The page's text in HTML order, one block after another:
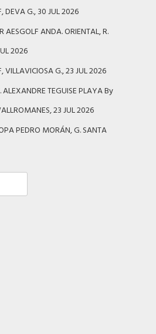
DEVA G., 30 JUL 2026
AESGOLF ANDA. ORIENTAL, R.
2026
VILLAVICIOSA G., 23 JUL 2026
TEGUISE PLAYA By
23 JUL 2026
PEDRO MORÁN, G. SANTA